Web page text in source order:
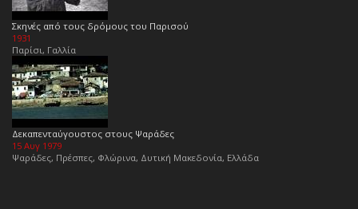
Σκηνές από τους δρόμους του Παρισού
1931
Παρίσι, Γαλλία
Δεκαπενταύγουστος στους Ψαράδες
15 Αυγ 1979
Ψαράδες, Πρέσπες, Φλώρινα, Δυτική Μακεδονία, Ελλάδα